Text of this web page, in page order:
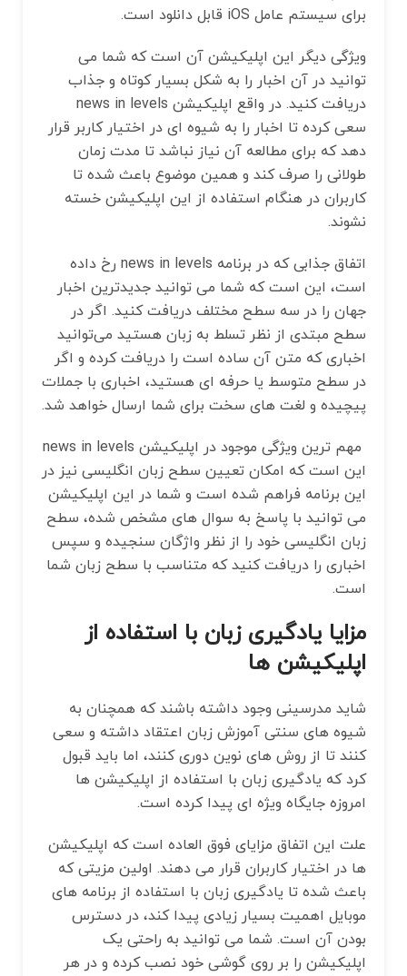
برای سیستم عامل iOS قابل دانلود است.
ویژگی دیگر این اپلیکیشن آن است که شما می
توانید در آن اخبار را به شکل بسیار کوتاه و جذاب
دریافت کنید. در واقع اپلیکیشن news in levels
سعی کرده تا اخبار را به شیوه ای در اختیار کاربر قرار
دهد که برای مطالعه آن نیاز نباشد تا مدت زمان
طولانی را صرف کند و همین موضوع باعث شده تا
کاربران در هنگام استفاده از این اپلیکیشن خسته
نشوند.
اتفاق جذابی که در برنامه news in levels رخ داده
است، این است که شما می توانید جدیدترین اخبار
جهان را در سه سطح مختلف دریافت کنید. اگر در
سطح مبتدی از نظر تسلط به زبان هستید می‌توانید
اخباری که متن آن ساده است را دریافت کرده و اگر
در سطح متوسط یا حرفه ای هستید، اخباری با جملات
پیچیده و لغت های سخت برای شما ارسال خواهد شد.
مهم ترین ویژگی موجود در اپلیکیشن news in levels
این است که امکان تعیین سطح زبان انگلیسی نیز در
این برنامه فراهم شده است و شما در این اپلیکیشن
می توانید با پاسخ به سوال های مشخص شده، سطح
زبان انگلیسی خود را از نظر واژگان سنجیده و سپس
اخباری را دریافت کنید که متناسب با سطح زبان شما
است.
مزایا یادگیری زبان با استفاده از
اپلیکیشن ها
شاید مدرسینی وجود داشته باشند که همچنان به
شیوه های سنتی آموزش زبان اعتقاد داشته و سعی
کنند تا از روش‌ های نوین دوری کنند، اما باید قبول
کرد که یادگیری زبان با استفاده از اپلیکیشن ها
امروزه جایگاه ویژه ای پیدا کرده است.
علت این اتفاق مزایای فوق العاده است که اپلیکیشن
ها در اختیار کاربران قرار می‌ دهند. اولین مزیتی که
باعث شده تا یادگیری زبان با استفاده از برنامه های
موبایل اهمیت بسیار زیادی پیدا کند، در دسترس
بودن آن است. شما می توانید به راحتی یک
اپلیکیشن را بر روی گوشی خود نصب کرده و در هر